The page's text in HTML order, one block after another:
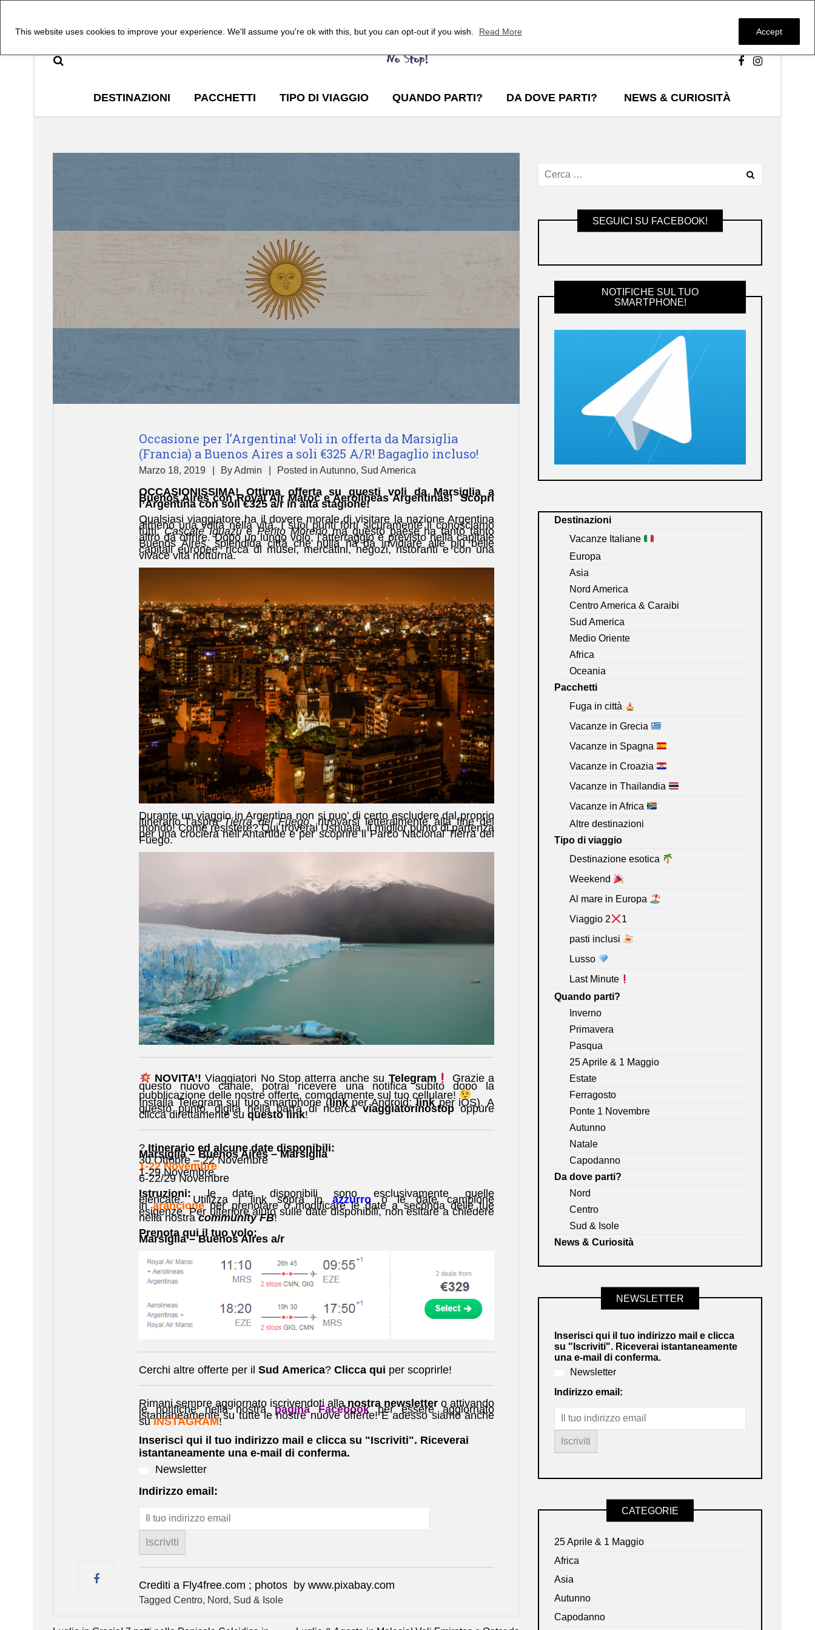
This website uses cookies to improve your experience. We'll assume you're ok with this, but you can opt-out if you wish. Read More Accept
DESTINAZIONI PACCHETTI TIPO DI VIAGGIO QUANDO PARTI? DA DOVE PARTI? NEWS & CURIOSITÀ
Occasione per l’Argentina! Voli in offerta da Marsiglia
(Francia) a Buenos Aires a soli €325 A/R! Bagaglio incluso!
Marzo 18, 2019 ByAdmin Posted in Autunno, Sud America
OCCASIONISSIMA! Ottima offerta su questi voli da Marsiglia a
Buenos Aires con Royal Air Maroc e Aerolineas Argentinas! Scopri
l’Argentina con soli €325 a/r in alta stagione!
Qualsiasi viaggiatore ha il dovere morale di visitare la nazione Argentina
almeno una volta nella vita. I suoi punti forti sicuramente li conosciamo
tutti:Cascate IguazùePerito Morenoma questo paese ha tanto tanto
altro da offrire. Dopo un lungo volo, l’atterraggio è previsto nella capitale
Buenos Aires, splendida città che nulla ha da invidiare alle più belle
capitali europee: ricca di musei, mercatini, negozi, ristoranti e con una
vivace vita notturna.
Durante un viaggio in Argentina non si puo’ di certo escludere dal proprio
itinerario l’aspraTierra del Fuego, ritrovarsi letteralmente alla fine del
mondo! Come resistere? Qui troverai Ushuaia, il miglior punto di partenza
per una crociera nell’Antartide e per scoprire il Parco Nacional Tierra del
Fuego.
NOVITA’! Viaggiatori No Stop atterra anche su Telegram Grazie a
questo nuovo canale, potrai ricevere una notifica subito dopo la
pubblicazione delle nostre offerte, comodamente sul tuo cellulare!
Installa Telegram sul tuo smartphone (link per Android;link per iOS). A
questo punto, digita nella barra di ricercaviaggiatorinostopoppure
clicca direttamente su questo link!
?Itinerario ed alcune date disponibili:
Marsiglia – Buenos Aires – Marsiglia
30 Ottobre – 22 Novembre
1-22 Novembre
1-29 Novembre
6-22/29 Novembre
Istruzioni: le date disponibili sono esclusivamente quelle
elencate. Utilizza i link sopra inazzurro o le date campione
in arancioneper prenotare o modificare le date a seconda delle tue
esigenze. Per ulteriore aiuto sulle date disponibili, non esitare a chiedere
nella nostracommunity FB!
Prenota qui il tuo volo:
Marsiglia – Buenos Aires a/r
Cerchi altre offerte per il Sud America? Clicca qui per scoprirle!
Rimani sempre aggiornato iscrivendoti alla nostra newsletter o attivando
le notifiche nella nostra pagina Facebookper essere aggiornato
istantaneamente su tutte le nostre nuove offerte! E adesso siamo anche
su INSTAGRAM!
Inserisci qui il tuo indirizzo mail e clicca su "Iscriviti". Riceverai
istantaneamente una e-mail di conferma.
Newsletter
Indirizzo email:
Crediti a Fly4free.com ; photos by www.pixabay.com
Tagged Centro, Nord, Sud & Isole
SEGUICI SU FACEBOOK!
NOTIFICHE SUL TUO
SMARTPHONE!
Destinazioni
Vacanze Italiane
Europa
Asia
Nord America
Centro America & Caraibi
Sud America
Medio Oriente
Africa
Oceania
Pacchetti
Fuga in città
Vacanze in Grecia
Vacanze in Spagna
Vacanze in Croazia
Vacanze in Thailandia
Vacanze in Africa
Altre destinazioni
Tipo di viaggio
Destinazione esotica
Weekend
Al mare in Europa
Viaggio 2
1
pasti inclusi
Lusso
Last Minute
Quando parti?
Inverno
Primavera
Pasqua
25 Aprile & 1 Maggio
Estate
Ferragosto
Ponte 1 Novembre
Autunno
Natale
Capodanno
Da dove parti?
Nord
Centro
Sud & Isole
News & Curiosità
NEWSLETTER
Inserisci qui il tuo indirizzo mail e clicca
su "Iscriviti". Riceverai istantaneamente
una e-mail di conferma.
Newsletter
Indirizzo email:
CATEGORIE
25 Aprile & 1 Maggio
Africa
Asia
Autunno
Capodanno